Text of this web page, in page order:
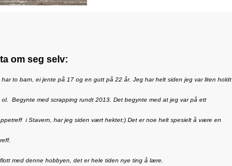
om seg selv:
to barn, ei jente på 17 og en gutt på 22 år. Jeg har helt siden jeg var liten holdt
Begynte med scrapping rundt 2013. Det begynte med at jeg var på ett
i Stavern, har jeg siden vært hektet:) Det er noe helt spesielt å være en
med denne hobbyen, det er hele tiden nye ting å lære.